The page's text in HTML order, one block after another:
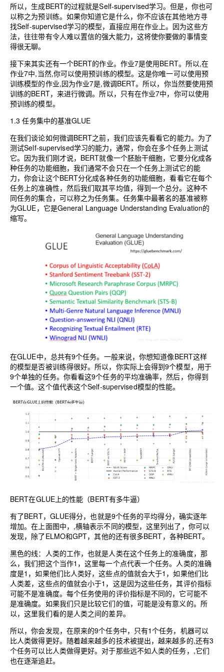
所以，生成BERT的过程就是Self-supervised学习。但是，你也可
以称之为预训练。如果你知道它是什么，你不应该在其他地方寻
找Self-supervised学习的模型，直接应用在作业上。因为这些方
法，往往带有令人难以置信的强大能力，这将使你要做的事情变
得很无聊。
接下来其实还有一个BERT的作业。作业7是使用BERT。所以,在
作业7中,当然,你可以使用预训练的模型。这是你唯一可以使用预
训练模型的作业,因为作业7是,微调BERT。所以，你当然要使用预
训练的BERT，来进行微调。所以，只有在作业7中，你可以使用
预训练的模型。
1.3 任务集中的基准GLUE
在我们谈论如何微调BERT之前，我们应该先看看它的能力。为了
测试Self-supervised学习的能力，通常，你会在多个任务上测试
它。因为我们刚才说，BERT就像一个胚胎干细胞，它要分化成各
种任务的功能细胞，我们通常不会只在一个任务上测试它的能
力，你会让这个BERT分化成各种任务的功能细胞，看看它在每个
任务上的准确性，然后我们取其平均值，得到一个总分。这种不
同任务的集合，可以称之为任务集。任务集中最著名的基准被称
为GLUE，它是General Language Understanding Evaluation的
缩写。
在GLUE中，总共有9个任务。一般来说，你想知道像BERT这样
的模型是否被训练得很好。所以，你实际上会得到9个模型，用于
9个单独的任务。你看看这9个任务的平均准确率，然后，你得到
一个值。这个值代表这个Self-supervised模型的性能。
BERT在GLUE上的性能（BERT有多牛逼）
有了BERT，GLUE得分，也就是9个任务的平均得分，确实逐年
增加。在上面图中，,横轴表示不同的模型，这里列出了，你可以
发现，除了ELMO和GPT，其他的还有很多BERT，各种BERT。
黑色的线：人类的工作，也就是人类在这个任务上的准确度，那
么，我们把这个当作1，这里每一个点代表一个任务。人类的准确
度是1，如果他们比人类好，这些点的值就会大于1，如果他们比
人类差，这些点的值就会小于1，这是因为这些任务，其评价指标
可能不是准确度。每个任务使用的评价指标是不同的，它可能不
是准确度。如果我们只是比较它们的值，可能是没有意义的。所
以，这里我们看的是人类之间的差异。
所以，你会发现，在原来的9个任务中，只有1个任务，机器可以
比人类做得更好。随着越来越多的技术被提出，越来越多的,还有3
个任务可以比人类做得更好。对于那些远不如人类的任务，,它们
也在逐渐追赶。